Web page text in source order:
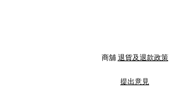
商舖 退貨及退款政策
提出意見